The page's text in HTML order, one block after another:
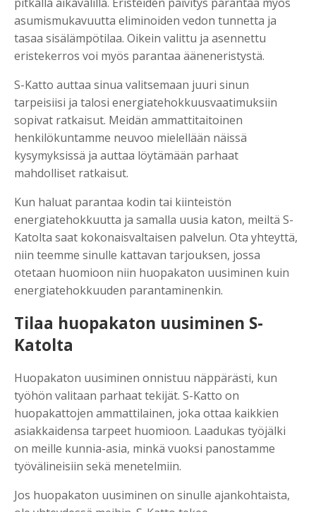
asumismukavuutta eliminoiden vedon tunnetta ja
tasaa sisälämpötilaa. Oikein valittu ja asennettu
eristekerros voi myös parantaa ääneneristystä.
S-Katto auttaa sinua valitsemaan juuri sinun
tarpeisiisi ja talosi energiatehokkuusvaatimuksiin
sopivat ratkaisut. Meidän ammattitaitoinen
henkilökuntamme neuvoo mielellään näissä
kysymyksissä ja auttaa löytämään parhaat
mahdolliset ratkaisut.
Kun haluat parantaa kodin tai kiinteistön
energiatehokkuutta ja samalla uusia katon, meiltä S-
Katolta saat kokonaisvaltaisen palvelun. Ota yhteyttä,
niin teemme sinulle kattavan tarjouksen, jossa
otetaan huomioon niin huopakaton uusiminen kuin
energiatehokkuuden parantaminenkin.
Tilaa huopakaton uusiminen S-
Katolta
Huopakaton uusiminen onnistuu näppärästi, kun
työhön valitaan parhaat tekijät. S-Katto on
huopakattojen ammattilainen, joka ottaa kaikkien
asiakkaidensa tarpeet huomioon. Laadukas työjälki
on meille kunnia-asia, minkä vuoksi panostamme
työvälineisiin sekä menetelmiin.
Jos huopakaton uusiminen on sinulle ajankohtaista,